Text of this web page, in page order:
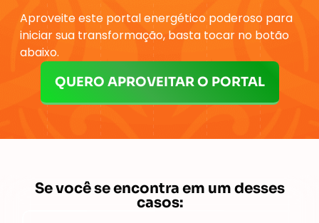
Aproveite este portal energético poderoso para
iniciar sua transformação, basta tocar no botão
abaixo.
QUERO APROVEITAR O PORTAL
Se você se encontra em um desses
casos: